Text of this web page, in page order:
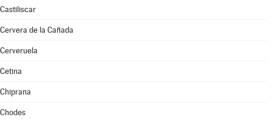
Castiliscar
Cervera de la Cañada
Cerveruela
Cetina
Chiprana
Chodes